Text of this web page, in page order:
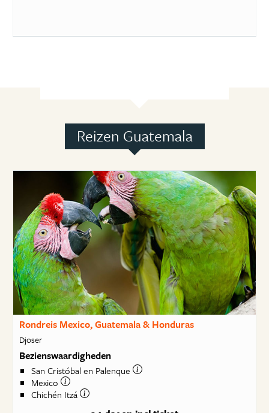
Reizen Guatemala
Rondreis Mexico, Guatemala & Honduras
Djoser
Bezienswaardigheden
San Cristóbal en Palenque
Mexico
Chichén Itzá